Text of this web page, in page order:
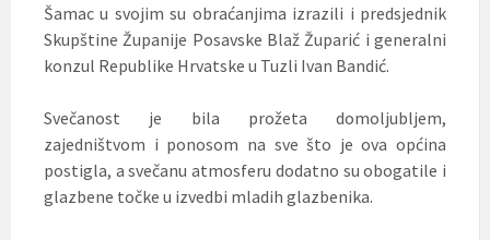
Šamac u svojim su obraćanjima izrazili i predsjednik
Skupštine Županije Posavske Blaž Župarić i generalni
konzul Republike Hrvatske u Tuzli Ivan Bandić.
Svečanost je bila prožeta domoljubljem,
zajedništvom i ponosom na sve što je ova općina
postigla, a svečanu atmosferu dodatno su obogatile i
glazbene točke u izvedbi mladih glazbenika.